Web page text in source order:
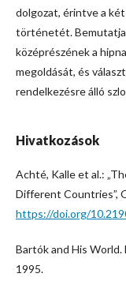
dolgozat, érintve a
történetét. Bemutatja
középrészének a
megoldását, és
rendelkezésre álló
Hivatkozások
Achté, Kalle et al.:
Different Countries”,
https://doi.org/
Bartók and His
1995.